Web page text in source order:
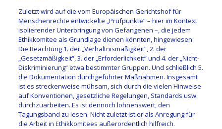
Zuletzt wird auf die vom Europäischen Gerichtshof für
Menschenrechte entwickelte „Prüfpunkte“ – hier im Kontext
isolierender Unterbringung von Gefangenen –, die jedem
Ethikkomitee als Grundlage dienen könnten, hingewiesen:
Die Beachtung 1. der „Verhältnismäßigkeit“, 2. der
„Gesetzmäßigkeit“, 3. der „Erforderlichkeit“ und 4. der „Nicht-
Diskriminierung“ etwa bestimmter Gruppen. Und schließlich 5.
die Dokumentation durchgeführter Maßnahmen. Insgesamt
ist es streckenweise mühsam, sich durch die vielen Hinweise
auf Konventionen, gesetzliche Regelungen, Standards usw.
durchzuarbeiten. Es ist dennoch lohnenswert, den
Tagungsband zu lesen. Nicht zuletzt ist er als Anregung für
die Arbeit in Ethikkomitees außerordentlich hilfreich.